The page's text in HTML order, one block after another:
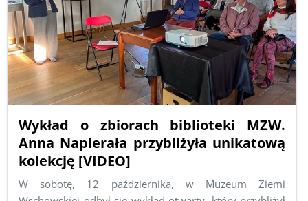
Wykład o zbiorach biblioteki MZW.
Anna Napierała przybliżyła unikatową
kolekcję [VIDEO]
W sobotę, 12 października, w Muzeum Ziemi